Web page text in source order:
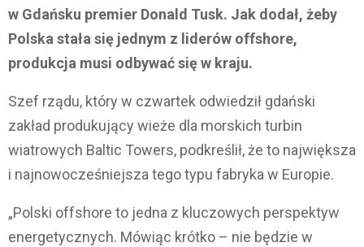
w Gdańsku premier Donald Tusk. Jak dodał, żeby
Polska stała się jednym z liderów offshore,
produkcja musi odbywać się w kraju.
Szef rządu, który w czwartek odwiedził gdański
zakład produkujący wieże dla morskich turbin
wiatrowych Baltic Towers, podkreślił, że to największa
i najnowocześniejsza tego typu fabryka w Europie.
„Polski offshore to jedna z kluczowych perspektyw
energetycznych. Mówiąc krótko – nie będzie w